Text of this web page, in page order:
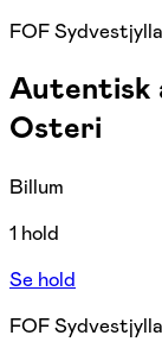
FOF
Autentisk
Osteri
Billum
1 hold
Se hold
FOF